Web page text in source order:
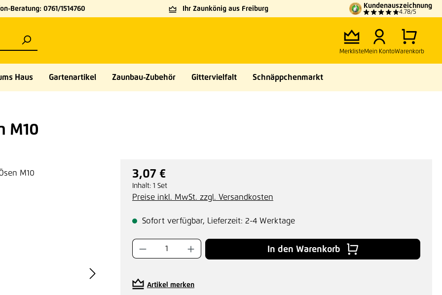
Beratung: 0761/1514760 Ihr Zaunkönig aus Freiburg Kundenauszeichnung
4.78/5
MerklisteMein KontoWarenkorb
Haus Gartenartikel Zaunbau-Zubehör Gittervielfalt Schnäppchenmarkt
M10
Regulärer Preis:
3,07 €
Inhalt: 1 Set
Preise inkl. MwSt. zzgl. Versandkosten
Sofort verfügbar, Lieferzeit: 2-4 Werktage
Produkt Anzahl: Gib den gewünschten Wert ein oder
In den Warenkorb
Artikel merken